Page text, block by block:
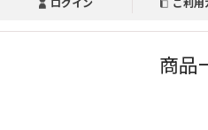
商品
価格が高い順
優先度順
キーワードヒット順